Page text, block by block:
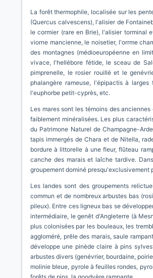
La forêt thermophile, localisée sur les
(Quercus calvescens), l'alisier de
le cormier (rare en Brie), l'alisier torminal
viorne mancienne, le noisetier, l'orrme
des montagnes (médioeuropéenne en
vivace, l'hellébore fétide, le sceau de
pimprenelle, le rosier rouillé et le
phalangère rameuse, l'épipactis à
l'euphorbe petit-cyprès, etc.
Les mares sont les témoins des
faiblement minéralisées. Les plus
du Patrimone Naturel de Champagne-
tapis immergés de Chara et de Nitella,
bordure à littorelle à une fleur, flûteau
canche des marais et laîche tardive.
groupement dominé
Les landes sont des groupements
commun et de nombreux arbustes bas
pileux). Entre ces ligneux bas se
intermédiaire, le genêt d'Angleterre (à
plus colonisées par les bouleaux, les
aggloméré, prêle des marais, saule
développe une pinède claire à pins
arbustes divers (genévrier, bourdaine,
molinie bleue, pyrole à feuilles rondes,